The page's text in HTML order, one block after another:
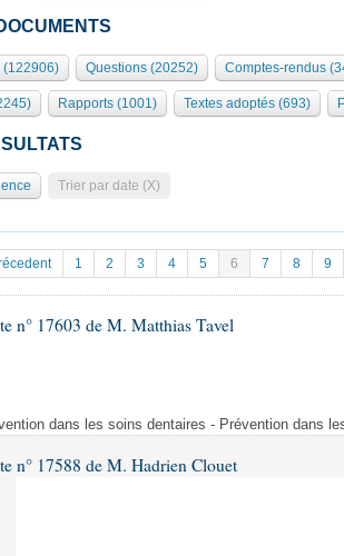
et autres organes
loi
de l'Assemblée
de l'Assemblée
des Présidents Bureau Collège des
et chiffres clés
référence
Règlement de l'Assemblée ... )
sites publics
du palais Bourbon
séance
d'accès
de droit
(122906) Questions (20252) Comptes-rendus
Rapports (1001) Textes adoptés (693)
Trier par date (X)
1 2 3 4 5 6 7 8 9
n° 17603 de M. Matthias Tavel
dans les soins dentaires - Prévention dans
n° 17588 de M. Hadrien Clouet